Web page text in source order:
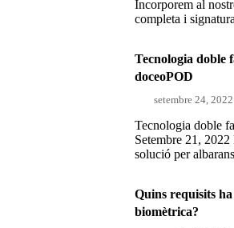
Incorporem al
completa i
Tecnologia doble
doceoPOD
setembre 24, 2022
Tecnologia doble
Setembre 21,
solució per
Quins requisits
biomètrica?